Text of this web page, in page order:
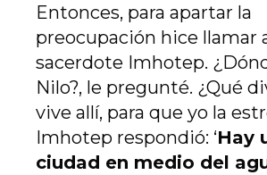
Entonces, para apartar la
preocupación hice llamar
sacerdote Imhotep.
Nilo?, le pregunté. ¿Qué
vive allí, para que yo la
Imhotep respondió: ‘Hay
ciudad en medio del